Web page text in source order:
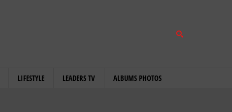
LIFESTYLE LEADERS TV ALBUMS PHOTOS